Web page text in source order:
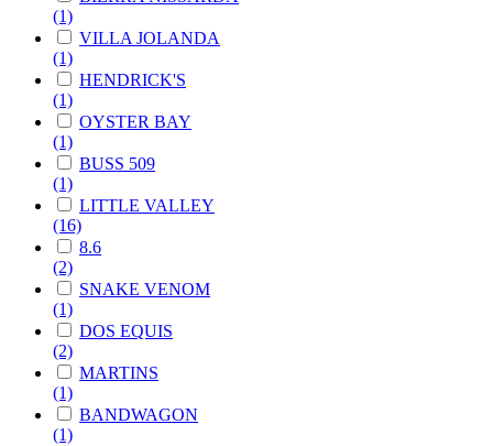
(1)
VILLA JOLANDA
(1)
HENDRICK'S
(1)
OYSTER BAY
(1)
BUSS 509
(1)
LITTLE VALLEY
(16)
8.6
(2)
SNAKE VENOM
(1)
DOS EQUIS
(2)
MARTINS
(1)
BANDWAGON
(1)